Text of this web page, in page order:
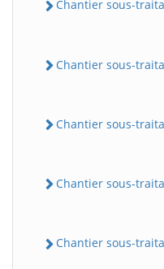
Chantier sous-
Chantier sous-
Chantier sous-
Chantier sous-
Chantier sous-